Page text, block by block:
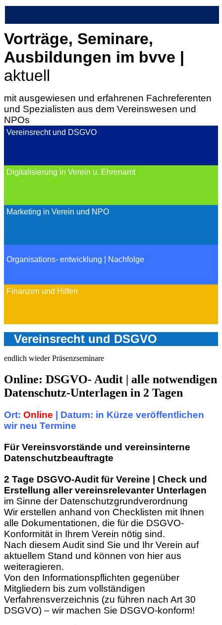
.
Vorträge, Seminare,
Ausbildungen im bvve |
aktuell
mit ausgewiesen und erfahrenen Fachreferenten
und Spezialisten aus dem Vereinswesen und
NPOs
Vereinsrecht und DSGVO
Digitalisierung in Verein u. Ehrenamt
Marketing in Verein und NPO
Organisations- entwicklung | Nachfolge
Finanzen und Hilfen
Vereinsrecht und DSGVO
endlich wieder Präsenzseminare
Online: DSGVO- Audit | alle notwendigen
Datenschutz-Unterlagen in 2 Tagen
Ort: Online | Datum: in Kürze veröffentlichen
wir neu Termine
Für Vereinsvorstände und vereinsinterne
Datenschutzbeauftragte
2 Tage DSGVO-Audit für Vereine | Check und
Erstellung aller vereinsrelevanter Unterlagen
im Sinne der Datenschutzgrundverordnung
Wir erstellen anhand von Checklisten mit Ihnen
alle Dokumentationen, die für die DSGVO-
Konformität in Ihrem Verein nötig sind.
Nach diesem Audit sind Sie und Ihr Verein auf
aktuellem Stand und können von hier aus
weiteragieren.
Von den Informationspflichten gegenüber
Mitgliedern bis zum vollständigen
Verfahrensverzeichnis (zu führen nach Art 30
DSGVO) – wir machen Sie DSGVO-konform!